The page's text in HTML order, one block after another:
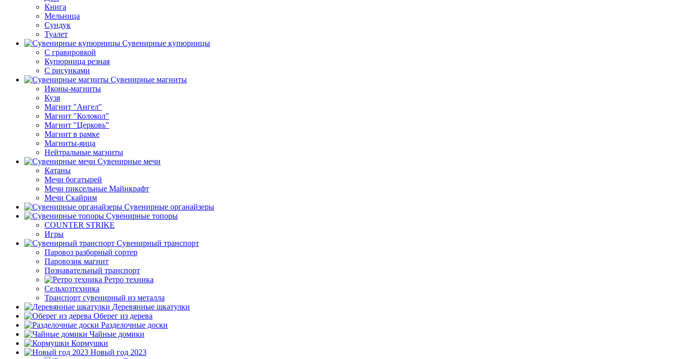
Книга
Мельница
Сундук
Туалет
Сувенирные купюрницы
C гравировкой
Купюрница резная
С рисунками
Сувенирные магниты
Иконы-магниты
Кузя
Магнит "Ангел"
Магнит "Колокол"
Магнит "Церковь"
Магнит в рамке
Магниты-яица
Нейтральные магниты
Сувенирные мечи
Катаны
Мечи богатырей
Мечи пиксельные Майнкрафт
Мечи Скайрим
Сувенирные органайзеры
Сувенирные топоры
COUNTER STRIKE
Игры
Сувенирный транспорт
Паровоз разборный сортер
Паровозик магнит
Познавательный транспорт
Ретро техника
Сельхозтехника
Транспорт сувенирный из металла
Деревянные шкатулки
Оберег из дерева
Разделочные доски
Чайные домики
Кормушки
Новый год 2023